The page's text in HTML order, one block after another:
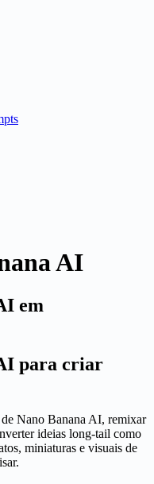
AI
em
para criar
Nano Banana AI, remixar
ideias long-tail como
miniaturas e visuais de